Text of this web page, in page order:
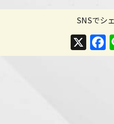
SNSでシ
X